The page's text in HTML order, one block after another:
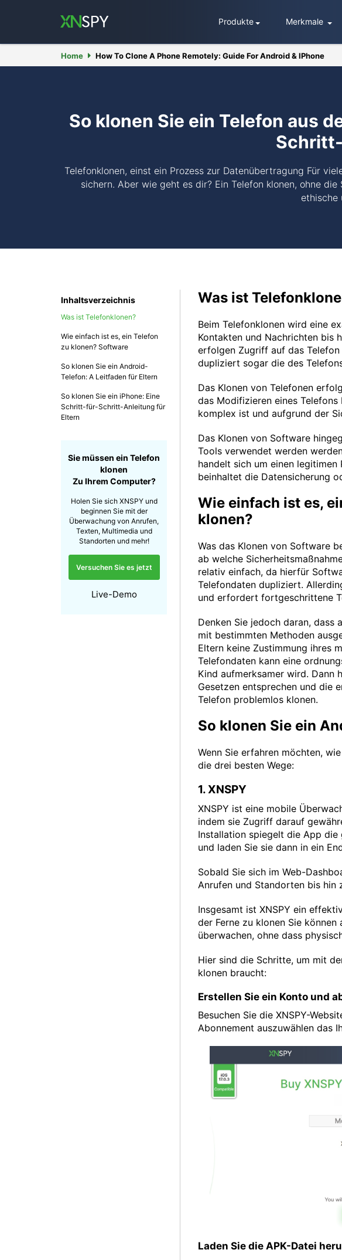
Produkte Merkmale
Home How To Clone A Phone Remotely: Guide For Android & IPhone
So klonen Sie ein Telefon aus
Telefonklonen, einst ein Prozess zur Datenübertragung Für
sichern. Aber wie geht es dir? Ein Telefon klonen, ohne
ethische
Inhaltsverzeichnis
Was ist Telefonklonen?
Wie einfach ist es, ein Telefon
zu klonen? Software
So klonen Sie ein Android-
Telefon: A Leitfaden für Eltern
So klonen Sie ein iPhone: Eine
Schritt-für-Schritt-Anleitung für
Eltern
Sie müssen ein Telefon
klonen
Zu Ihrem Computer?
Holen Sie sich XNSPY und
beginnen Sie mit der
Überwachung von Anrufen,
Texten, Multimedia und
Standorten und mehr!
Versuchen Sie es jetzt
Live-Demo
Was ist
Beim Telefonklonen wird eine
Kontakten und Nachrichten bis
erfolgen Zugriff auf das
dupliziert sogar die des
Das Klonen von Telefonen
das Modifizieren eines
komplex ist und aufgrund der
Das Klonen von Software
Tools verwendet werden
handelt sich um einen
beinhaltet die Datensicherung
Wie einfach ist es,
klonen?
Was das Klonen von Software
ab welche
relativ einfach, da hierfür
Telefondaten dupliziert.
und erfordert fortgeschrittene
Denken Sie jedoch daran, dass
mit bestimmten Methoden
Eltern keine Zustimmung ihres
Telefondaten kann eine
Kind aufmerksamer wird. Dann
Gesetzen entsprechen und die
Telefon problemlos klonen.
So klonen Sie ein
Wenn Sie erfahren möchten,
die drei besten Wege:
1. XNSPY
XNSPY ist eine mobile
indem sie Zugriff darauf
Installation spiegelt die App
und laden Sie sie dann in ein
Sobald Sie sich im Web-
Anrufen und Standorten bis
Insgesamt ist XNSPY ein
der Ferne zu klonen Sie
überwachen, ohne dass
Hier sind die Schritte, um mit
klonen braucht:
Erstellen Sie ein Konto und
Besuchen Sie die XNSPY-
Abonnement auszuwählen das
Laden Sie die APK-Datei